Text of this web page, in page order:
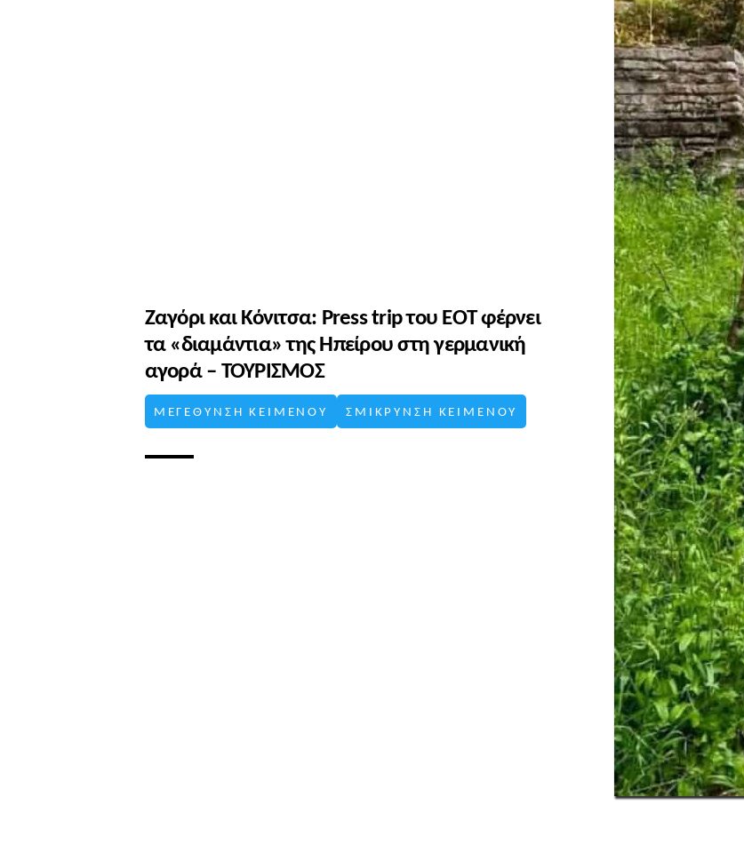
Ζαγόρι και Κόνιτσα: Press trip του ΕΟΤ φέρνει
τα «διαμάντια» της Ηπείρου στη γερμανική
αγορά – ΤΟΥΡΙΣΜΟΣ
ΜΕΓΕΘΥΝΣΗ ΚΕΙΜΕΝΟΥ ΣΜΙΚΡΥΝΣΗ ΚΕΙΜΕΝΟΥ